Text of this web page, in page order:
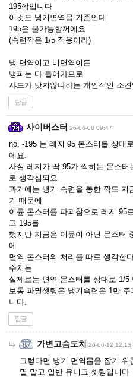
195깍입니다
이것도 냉기면역몹 기준인데
195은 불가능할꺼에요
(숙련깍은 1/5 적용이라)
냉 면역이고 비면역이든
냉피는 다 들어가므로
샤드가 낫지않나하는 개인적인 소
답글
사이버스터 26-06-08 09:47
no. -195 는 레지 95 몬스터를 상대
에요.
사실 레지가 딱 95가 찍히는 몬스
로 생각심되요.
과거에는 냉기 숙련을 통한 깍도 지
기 때문에
이뮨 몬스터를 파괴참으로 레지 95
고 195를
했지만 지금은 이뮨이 아닌 몬스터
에
면역 몬스터의 처리를 따로 생각한
수치는
실제로는 면역 몬스터를 상대로 1/
보통 파멸셋팅은 냉기숙련은 1만
니다.
답글
가변고슴도치 26-06-12 12:13
그렇다면 냉기 면역몹을 잡기
멸 말고 일반 유니크 셋팅입니다